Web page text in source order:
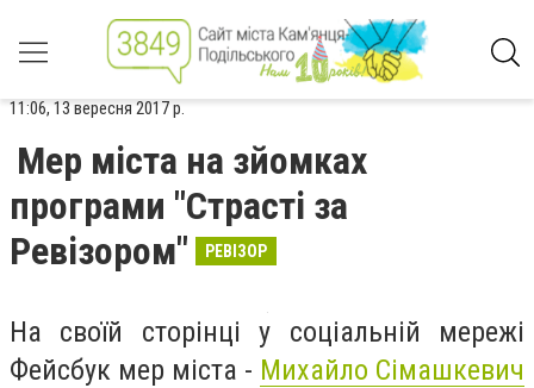
11:06, 13 вересня 2017 р.
Мер міста на зйомках
програми "Страсті за
Ревізором"
РЕВІЗОР
На своїй сторінці у соціальній мережі
Фейсбук мер міста - Михайло Сімашкевич